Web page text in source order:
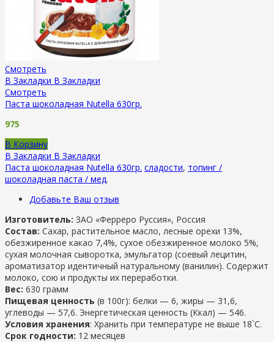
Смотреть
В Закладки В Закладки
Смотреть
Паста шоколадная Nutella 630гр.
975
В Корзину
В Закладки В Закладки
Паста шоколадная Nutella 630гр. сладости, топинг /
шоколадная паста / мед.
Добавьте Ваш отзыв
Изготовитель: ЗАО «Ферреро Руссия», Россия
Состав: Сахар, растительное масло, лесные орехи 13%,
обезжиренное какао 7,4%, сухое обезжиренное молоко 5%,
сухая молочная сыворотка, эмульгатор (соевый лецитин,
ароматизатор идентичный натуральному (ванилин). Содержит
молоко, сою и продукты их переработки.
Вес: 630 грамм
Пищевая ценность (в 100г): белки — 6, жиры — 31,6,
углеводы — 57,6. Энергетическая ценность (Ккал) — 546.
Условия хранения: Хранить при температуре не выше 18`C.
Срок годности: 12 месяцев